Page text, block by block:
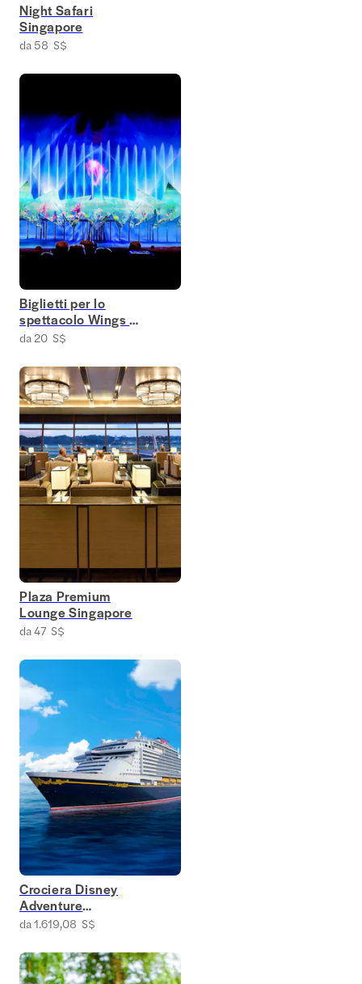
Night Safari
Singapore
da 58 S$
Biglietti per lo
spettacolo Wings of
Time
da 20 S$
Plaza Premium
Lounge Singapore
da 47 S$
Crociera Disney
Adventure
Singapore
da 1.619,08 S$